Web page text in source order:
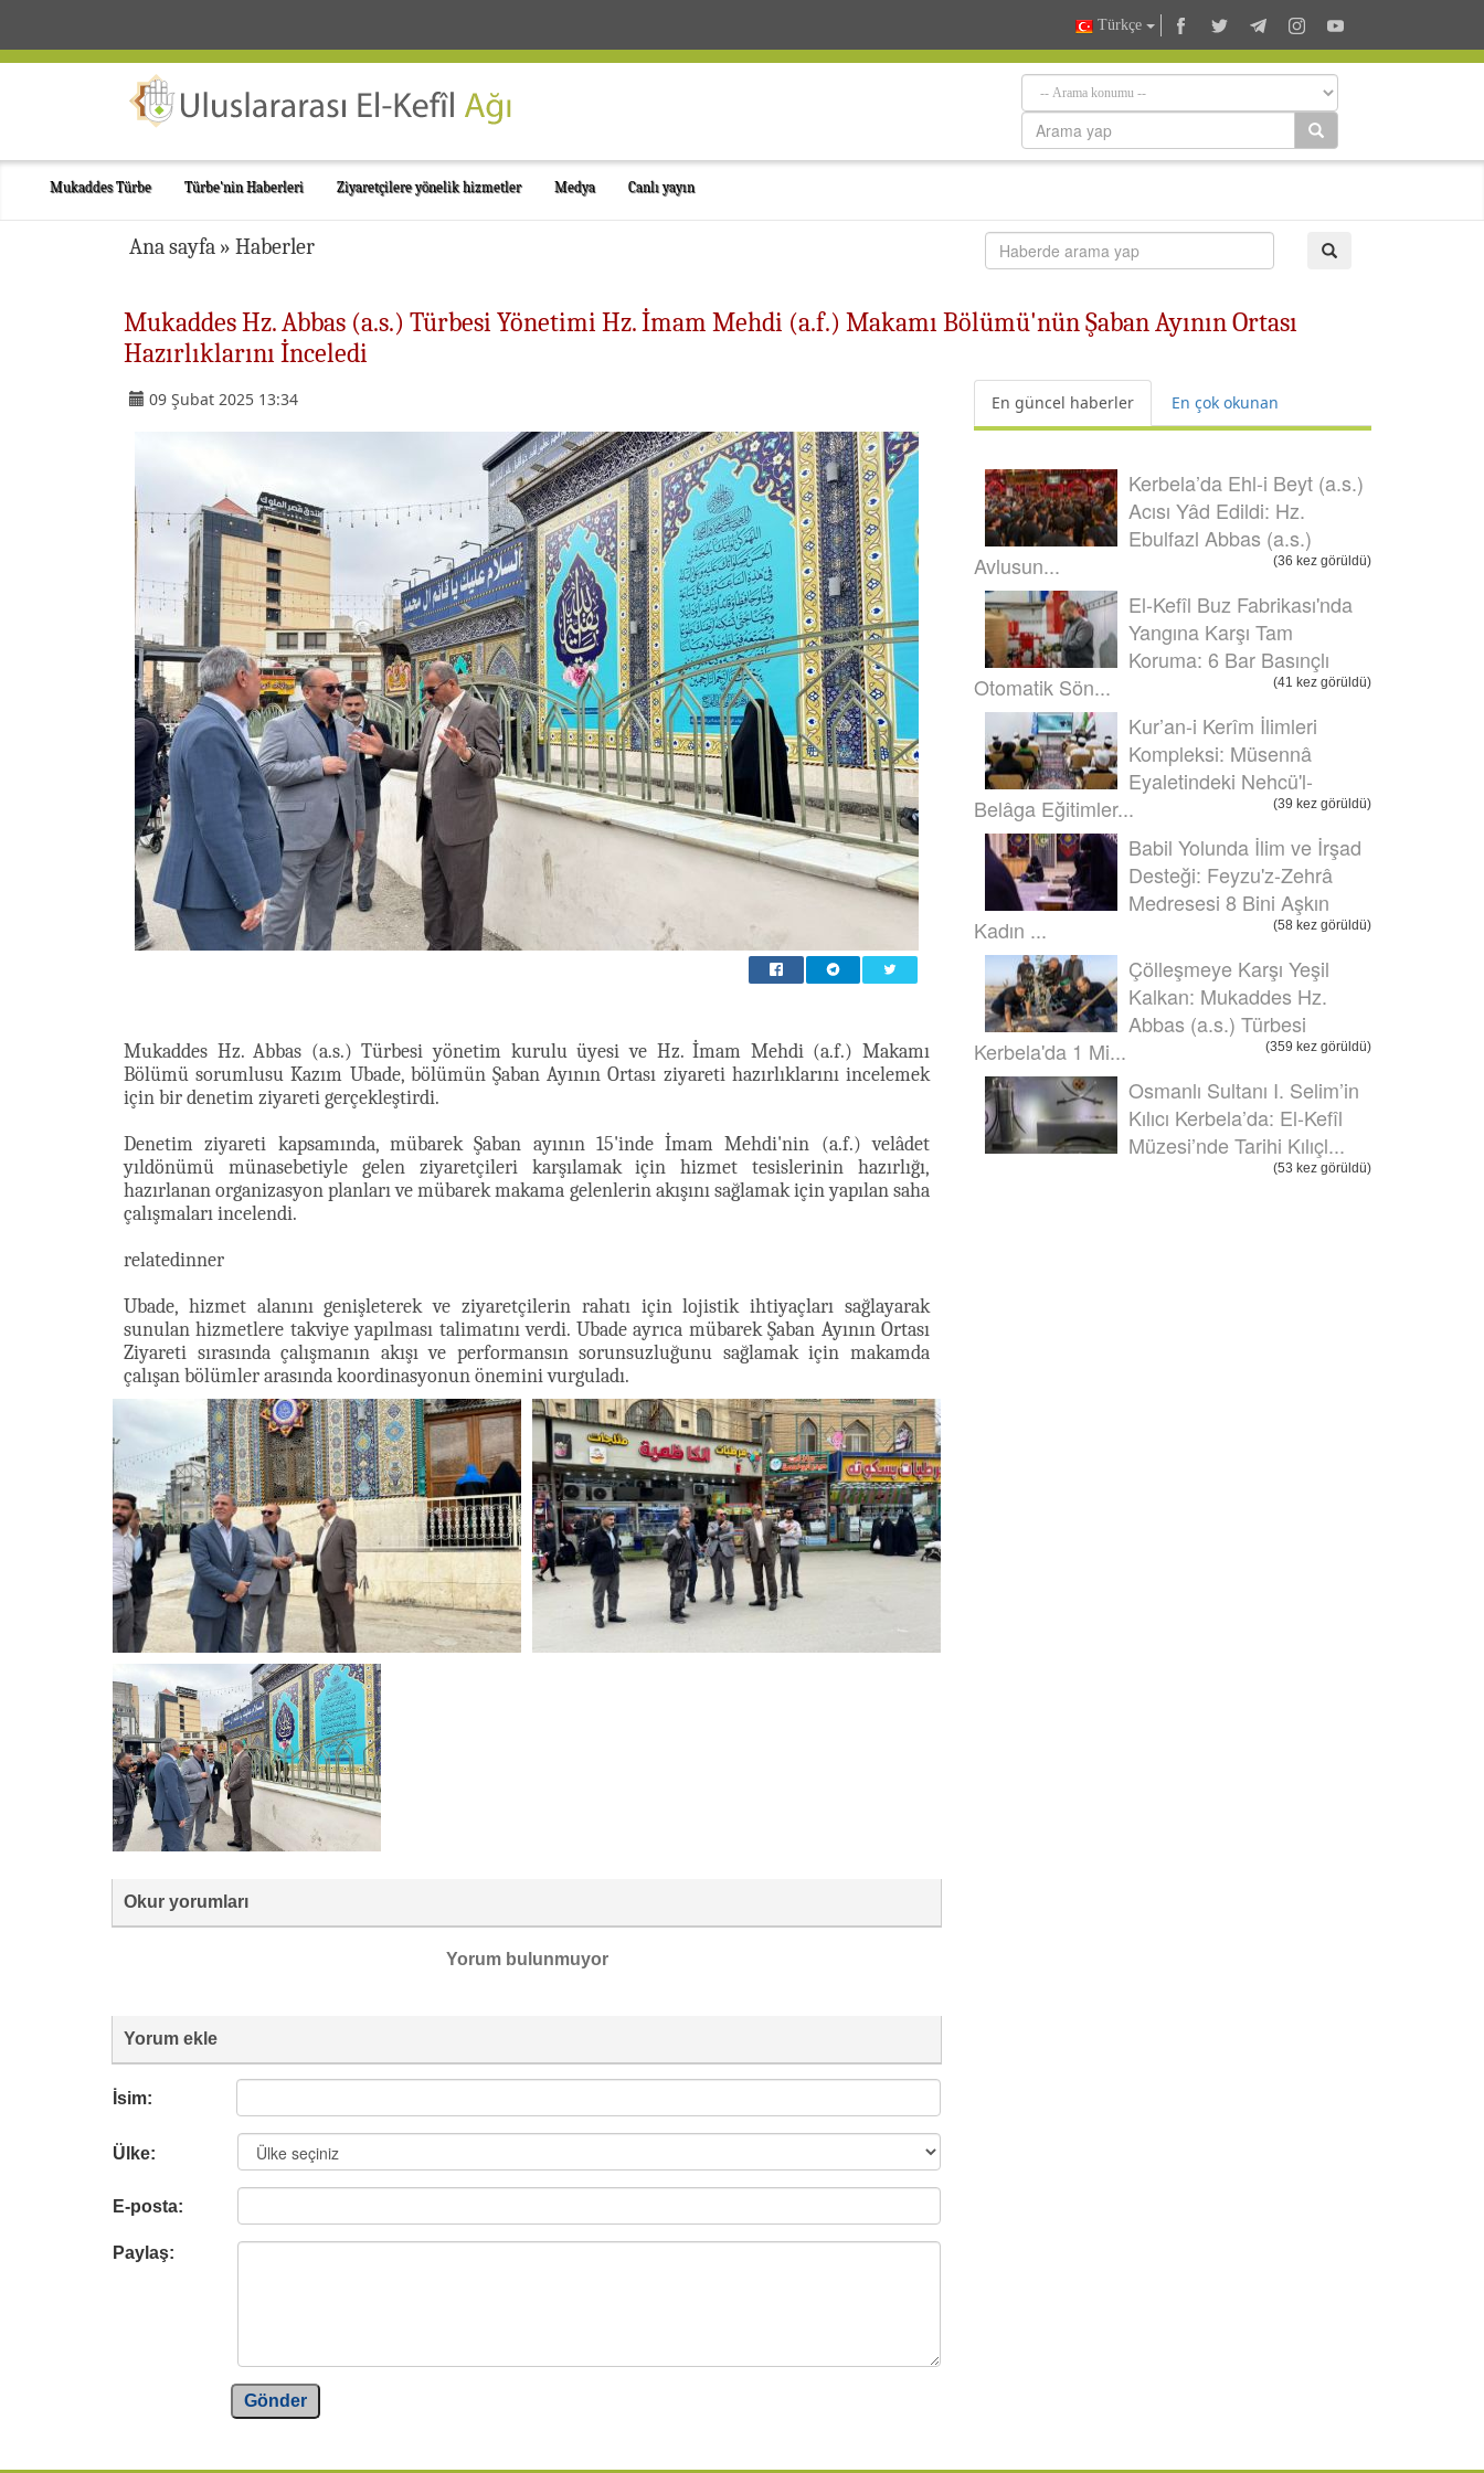
Türkçe
Mukaddes Türbe Türbe'nin Haberleri Ziyaretçilere yönelik hizmetler Medya Canlı yayın
Ana sayfa » Haberler
Mukaddes Hz. Abbas (a.s.) Türbesi Yönetimi Hz. İmam Mehdi (a.f.) Makamı Bölümü'nün Şaban Ayının Ortası
Hazırlıklarını İnceledi
09 Şubat 2025 13:34
Mukaddes Hz. Abbas (a.s.) Türbesi yönetim kurulu üyesi ve Hz. İmam Mehdi (a.f.) Makamı
Bölümü sorumlusu Kazım Ubade, bölümün Şaban Ayının Ortası ziyareti hazırlıklarını incelemek
için bir denetim ziyareti gerçekleştirdi.
Denetim ziyareti kapsamında, mübarek Şaban ayının 15'inde İmam Mehdi'nin (a.f.) velâdet
yıldönümü münasebetiyle gelen ziyaretçileri karşılamak için hizmet tesislerinin hazırlığı,
hazırlanan organizasyon planları ve mübarek makama gelenlerin akışını sağlamak için yapılan saha
çalışmaları incelendi.
relatedinner
Ubade, hizmet alanını genişleterek ve ziyaretçilerin rahatı için lojistik ihtiyaçları sağlayarak
sunulan hizmetlere takviye yapılması talimatını verdi. Ubade ayrıca mübarek Şaban Ayının Ortası
Ziyareti sırasında çalışmanın akışı ve performansın sorunsuzluğunu sağlamak için makamda
çalışan bölümler arasında koordinasyonun önemini vurguladı.
Okur yorumları
Yorum bulunmuyor
Yorum ekle
İsim:
Ülke:
E-posta:
Paylaş:
Gönder
En güncel haberler En çok okunan
Kerbela’da Ehl-i Beyt (a.s.)
Acısı Yâd Edildi: Hz.
Ebulfazl Abbas (a.s.)
Avlusun...
(36 kez görüldü)
El-Kefîl Buz Fabrikası'nda
Yangına Karşı Tam
Koruma: 6 Bar Basınçlı
Otomatik Sön...
(41 kez görüldü)
Kur’an-i Kerîm İlimleri
Kompleksi: Müsennâ
Eyaletindeki Nehcü'l-
Belâga Eğitimler...
(39 kez görüldü)
Babil Yolunda İlim ve İrşad
Desteği: Feyzu'z-Zehrâ
Medresesi 8 Bini Aşkın
Kadın ...
(58 kez görüldü)
Çölleşmeye Karşı Yeşil
Kalkan: Mukaddes Hz.
Abbas (a.s.) Türbesi
Kerbela'da 1 Mi...
(359 kez görüldü)
Osmanlı Sultanı I. Selim’in
Kılıcı Kerbela’da: El-Kefîl
Müzesi’nde Tarihi Kılıçl...
(53 kez görüldü)